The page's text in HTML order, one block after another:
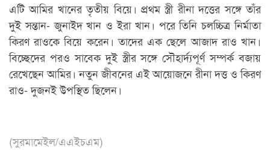
এটি আমির খানের তৃতীয় বিয়ে। প্রথম স্ত্রী রীনা দত্তের সঙ্গে তাঁর
দুই সন্তান- জুনাইদ খান ও ইরা খান। পরে তিনি চলচ্চিত্র নির্মাতা
কিরণ রাওকে বিয়ে করেন। তাদের এক ছেলে আজাদ রাও খান।
বিচ্ছেদের পরও সাবেক দুই স্ত্রীর সঙ্গে সৌহার্দ্যপূর্ণ সম্পর্ক বজায়
রেখেছেন আমির। নতুন জীবনের এই আয়োজনে রীনা দত্ত ও কিরণ
রাও- দুজনই উপস্থিত ছিলেন।
(সুরমামেইল/এএইচএম)